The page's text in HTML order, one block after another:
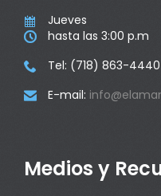
 Jueves
 hasta las 3:00 p.m
 Tel: (718) 863-4440
 E-mail:
Medios y